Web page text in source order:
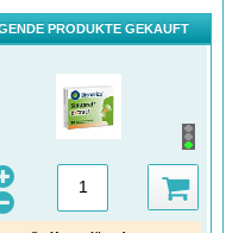
PRODUKTE GEKAUFT